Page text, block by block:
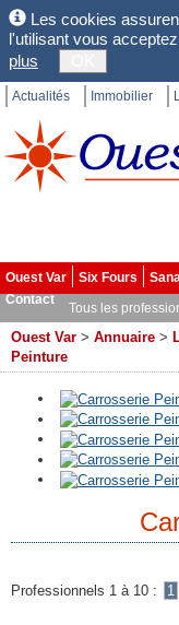
Les cookies
l'utilisant vous
plus
Actualités Immobilier
Ouest Var Six Fours
Contact
Tous les
Ouest Var > Annuaire >
Peinture
Professionnels 1 à 10 : 1